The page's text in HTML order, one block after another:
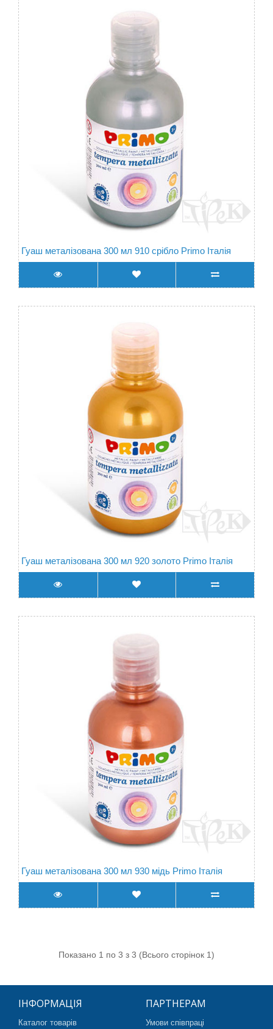
Гуаш металізована 300 мл 910 срібло Primo Італія
Гуаш металізована 300 мл 920 золото Primo Італія
Гуаш металізована 300 мл 930 мідь Primo Італія
Показано 1 по 3 з 3 (Всього сторінок 1)
ІНФОРМАЦІЯ
Каталог товарів
ПАРТНЕРАМ
Умови співпраці